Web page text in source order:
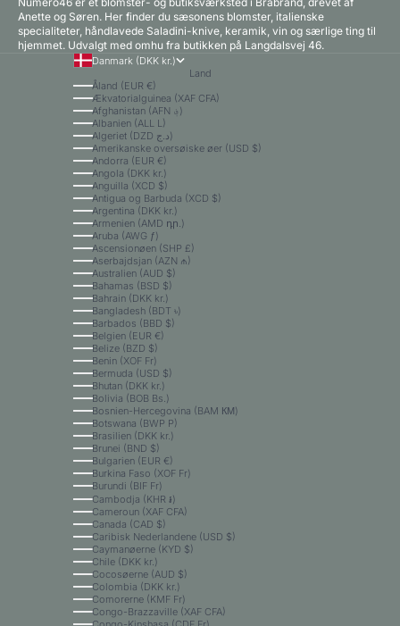
Anette og Søren. Her finder du sæsonens blomster, italienske
specialiteter, håndlavede Saladini-knive, keramik, vin og særlige ting til
hjemmet. Udvalgt med omhu fra butikken på Langdalsvej 46.
Danmark (DKK kr.)
Land
Åland (EUR €)
Ækvatorialguinea (XAF CFA)
Afghanistan (AFN ؋)
Albanien (ALL L)
Algeriet (DZD د.ج)
Amerikanske oversøiske øer (USD $)
Andorra (EUR €)
Angola (DKK kr.)
Anguilla (XCD $)
Antigua og Barbuda (XCD $)
Argentina (DKK kr.)
Armenien (AMD դր.)
Aruba (AWG ƒ)
Ascensionøen (SHP £)
Aserbajdsjan (AZN ₼)
Australien (AUD $)
Bahamas (BSD $)
Bahrain (DKK kr.)
Bangladesh (BDT ৳)
Barbados (BBD $)
Belgien (EUR €)
Belize (BZD $)
Benin (XOF Fr)
Bermuda (USD $)
Bhutan (DKK kr.)
Bolivia (BOB Bs.)
Bosnien-Hercegovina (BAM КМ)
Botswana (BWP P)
Brasilien (DKK kr.)
Brunei (BND $)
Bulgarien (EUR €)
Burkina Faso (XOF Fr)
Burundi (BIF Fr)
Cambodja (KHR ៛)
Cameroun (XAF CFA)
Canada (CAD $)
Caribisk Nederlandene (USD $)
Caymanøerne (KYD $)
Chile (DKK kr.)
Cocosøerne (AUD $)
Colombia (DKK kr.)
Comorerne (KMF Fr)
Congo-Brazzaville (XAF CFA)